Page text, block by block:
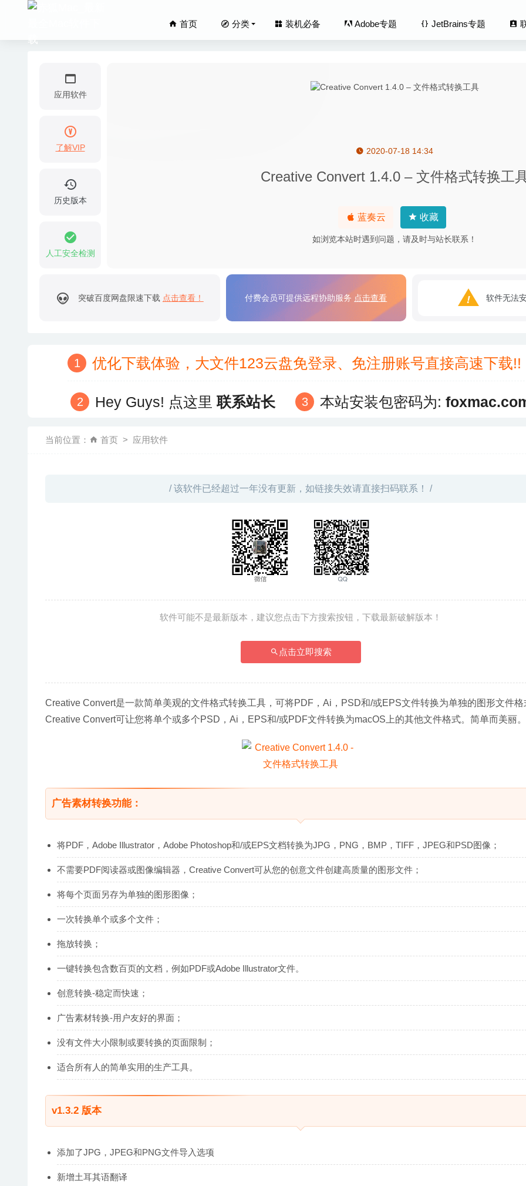
首页 分类 装机必备 Adobe专题 JetBrains专题
应用软件
了解VIP
历史版本
人工安全检测
2020-07-18 14:34
Creative Convert 1.4.0 – 文件格式转换工
蓝奏云 收藏
如浏览本站时遇到问题，请及时与站长联系！
突破百度网盘限速下载 点击查看！ 付费会员可提供远程协助服务 点击查看 软件无法
优化下载体验，大文件123云盘免登录、免注册账号直接高速下载!!
Hey Guys! 点这里联系站长 本站安装包密码为:
当前位置： 首页 应用软件
/ 该软件已经超过一年没有更新，如链接失效请直接扫码联系！ /
软件可能不是最新版本，建议您点击下方搜索按钮，下载最新破解版本！
点击立即搜索
Creative Convert是一款简单美观的文件格式转换工具，可将PDF，Ai，PSD和/或EPS文件转换为单独的图形文件格
Creative Convert可让您将单个或多个PSD，Ai，EPS和/或PDF文件转换为macOS上的其他文件格式。简单而美丽。
广告素材转换功能：
将PDF，Adobe Illustrator，Adobe Photoshop和/或EPS文档转换为JPG，PNG，BMP，TIFF，JPEG和PSD图像；
不需要PDF阅读器或图像编辑器，Creative Convert可从您的创意文件创建高质量的图形文件；
将每个页面另存为单独的图形图像；
一次转换单个或多个文件；
拖放转换；
一键转换包含数百页的文档，例如PDF或Adobe Illustrator文件。
创意转换-稳定而快速；
广告素材转换-用户友好的界面；
没有文件大小限制或要转换的页面限制；
适合所有人的简单实用的生产工具。
v1.3.2 版本
添加了JPG，JPEG和PNG文件导入选项
新增土耳其语翻译
Adobe Premiere Pro 2020 14.0.4(免激活版) for Mac中文版-专业的视频编
iWork Converter 2.91.1713 – iWork文档格式转换工具 2022-06-17
XnConvert 1.105.0 中文版-图片批量格式转换处理工具